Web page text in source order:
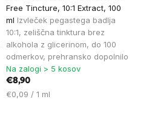
Free Tincture, 10:1 Extract, 100
ml Izvleček pegastega badlja
10:1, zeliščna tinktura brez
alkohola z glicerinom, do 100
odmerkov, prehransko dopolnilo
Na zalogi > 5 kosov
€8,90
Cena
€0,09 / 1 ml